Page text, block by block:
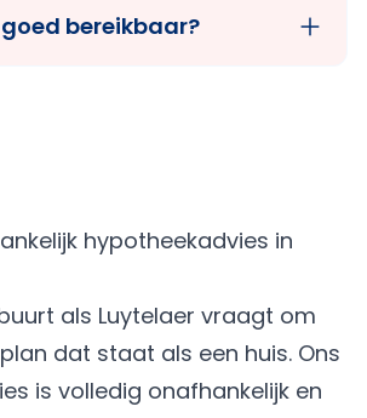
bereikbaar?
hypotheekadvies in
als Luytelaer vraagt om
dat staat als een huis. Ons
is volledig onafhankelijk en